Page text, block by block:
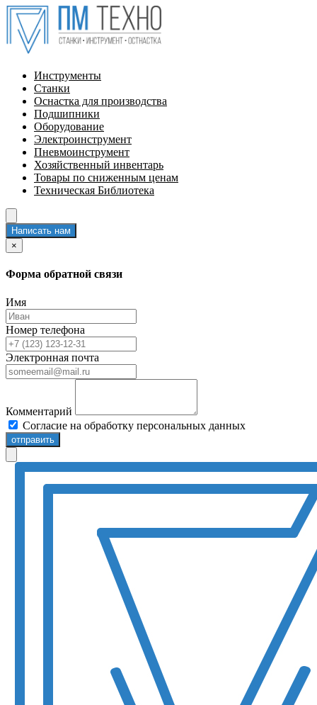
Инструменты
Станки
Оснастка для производства
Подшипники
Оборудование
Электроинструмент
Пневмоинструмент
Хозяйственный инвентарь
Товары по сниженным ценам
Техническая Библиотека
Написать нам
×
Форма обратной связи
Имя
Номер телефона
Электронная почта
Комментарий
Согласие на обработку персональных данных
отправить